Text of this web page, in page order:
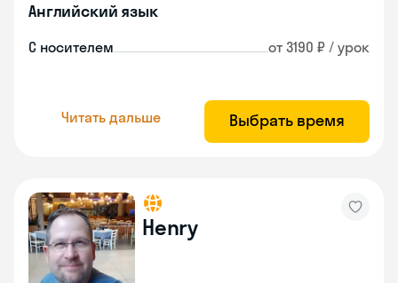
Английский язык
С носителем от 3190 ₽ / урок
Читать дальше Выбрать время
Henry